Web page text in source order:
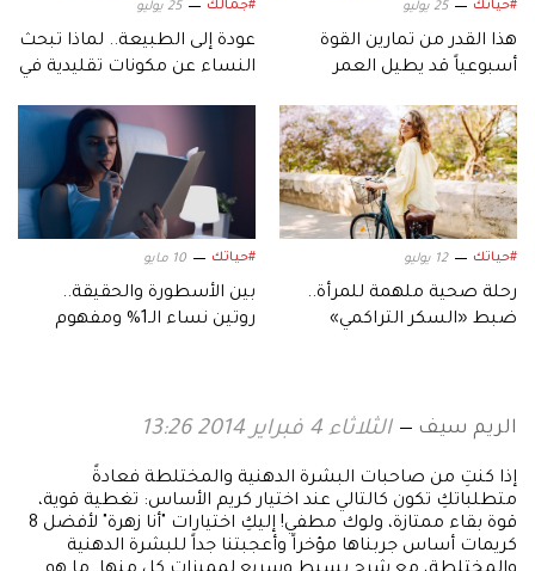
#حياتك 25 يوليو
هذا القدر من تمارين القوة
أسبوعياً قد يطيل العمر
#جمالك 25 يوليو
عودة إلى الطبيعة.. لماذا تبحث
النساء عن مكونات تقليدية في
#حياتك 12 يوليو
رحلة صحية ملهمة للمرأة..
ضبط «السكر التراكمي»
#حياتك 10 مايو
بين الأسطورة والحقيقة..
روتين نساء الـ1% ومفهوم
الريم سيف الثلاثاء 4 فبراير 2014 13:26
إذا كنتِ من صاحبات البشرة الدهنية والمختلطة فعادةً
متطلباتكِ تكون كالتالي عند اختيار كريم الأساس: تغطية قوية،
قوة بقاء ممتازة، ولوك مطفي! إليكِ اختيارات "أنا زهرة" لأفضل 8
كريمات أساس جربناها مؤخراً وأعجبتنا جداً للبشرة الدهنية